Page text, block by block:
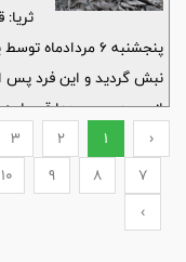
پنجشنبه ۶
نبش گردید و این فرد پس
از جسد وی مجددا قبر را
‹
1
2
3
7
8
9
10
›